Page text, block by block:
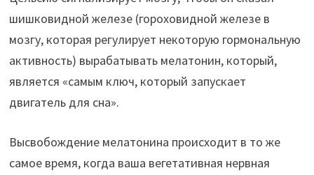
шишковидной железе (гороховидной железе в
мозгу, которая регулирует некоторую гормональную
активность) вырабатывать мелатонин, который,
является «самым ключ, который запускает
двигатель для сна».
Высвобождение мелатонина происходит в то же
самое время, когда ваша вегетативная нервная